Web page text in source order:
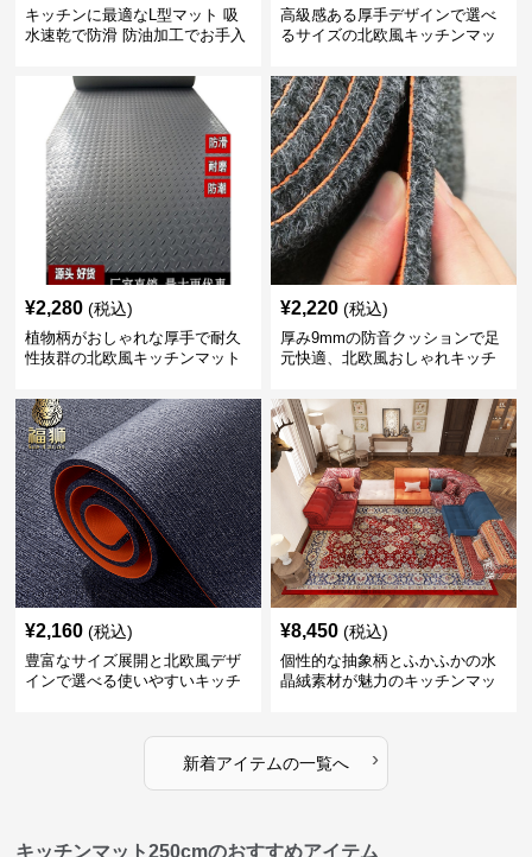
キッチンに最適なL型マット 吸
水速乾で防滑 防油加工でお手入
高級感ある厚手デザインで選べ
るサイズの北欧風キッチンマッ
¥2,280 (税込)
植物柄がおしゃれな厚手で耐久
性抜群の北欧風キッチンマット
¥2,220 (税込)
厚み9mmの防音クッションで足
元快適、北欧風おしゃれキッチ
¥2,160 (税込)
豊富なサイズ展開と北欧風デザ
インで選べる使いやすいキッチ
¥8,450 (税込)
個性的な抽象柄とふかふかの水
晶絨素材が魅力のキッチンマッ
新着アイテムの一覧へ ›
キッチンマット250cmのおすすめアイテム